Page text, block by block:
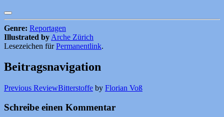
Genre: Reportagen
Illustrated by Arche Zürich
Lesezeichen fürPermanentlink.
Beitragsnavigation
Previous ReviewBitterstoffe by Florian Voß
Schreibe einen Kommentar